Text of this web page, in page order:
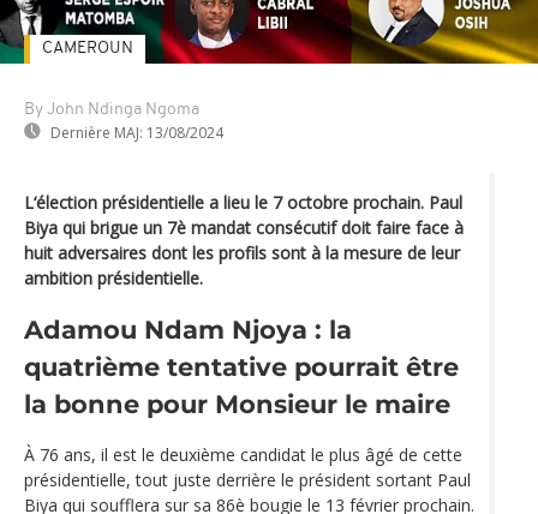
By John Ndinga Ngoma
Dernière MAJ: 13/08/2024
CAMEROUN
L‘élection présidentielle a lieu le 7 octobre prochain. Paul
Biya qui brigue un 7è mandat consécutif doit faire face à
huit adversaires dont les profils sont à la mesure de leur
ambition présidentielle.
Adamou Ndam Njoya : la
quatrième tentative pourrait être
la bonne pour Monsieur le maire
À 76 ans, il est le deuxième candidat le plus âgé de cette
présidentielle, tout juste derrière le président sortant Paul
Biya qui soufflera sur sa 86è bougie le 13 février prochain.